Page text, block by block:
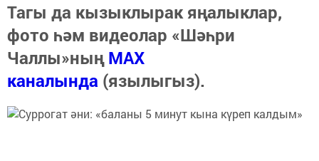
Тагы да кызыклырак яңалыклар,
фото һәм видеолар «Шәһри
Чаллы»ныңMAX
каналында (язылыгыз).